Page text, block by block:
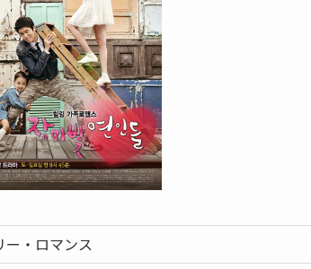
ー・ロマンス